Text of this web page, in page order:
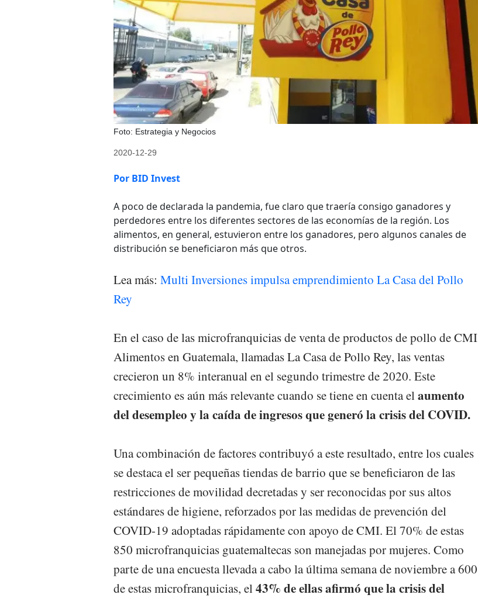
Foto: Estrategia y Negocios
2020-12-29
Por BID Invest
A poco de declarada la pandemia, fue claro que traería consigo ganadores y
perdedores entre los diferentes sectores de las economías de la región. Los
alimentos, en general, estuvieron entre los ganadores, pero algunos canales de
distribución se beneficiaron más que otros.
Lea más: Multi Inversiones impulsa emprendimiento La Casa del Pollo
Rey
En el caso de las microfranquicias de venta de productos de pollo de CMI
Alimentos en Guatemala, llamadas La Casa de Pollo Rey, las ventas
crecieron un 8% interanual en el segundo trimestre de 2020. Este
crecimiento es aún más relevante cuando se tiene en cuenta elaumento
del desempleo y la caída de ingresos que generó la crisis del COVID.
Una combinación de factores contribuyó a este resultado, entre los cuales
se destaca el ser pequeñas tiendas de barrio que se beneficiaron de las
restricciones de movilidad decretadas y ser reconocidas por sus altos
estándares de higiene, reforzados por las medidas de prevención del
COVID-19 adoptadas rápidamente con apoyo de CMI. El 70% de estas
850 microfranquicias guatemaltecas son manejadas por mujeres. Como
parte de una encuesta llevada a cabo la última semana de noviembre a 600
de estas microfranquicias, el43% de ellas afirmó que la crisis del